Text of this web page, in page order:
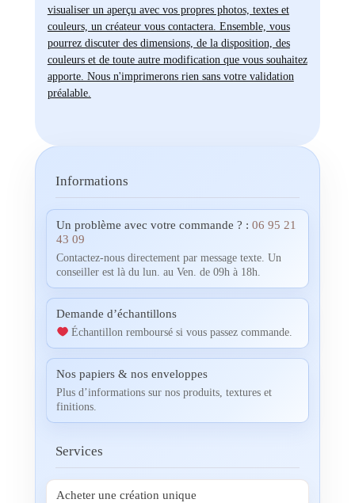
visualiser un aperçu avec vos propres photos, textes et
couleurs, un créateur vous contactera. Ensemble, vous
pourrez discuter des dimensions, de la disposition, des
couleurs et de toute autre modification que vous souhaitez
apporte. Nous n'imprimerons rien sans votre validation
préalable.
Informations
Un problème avec votre commande ? : 06 95 21
43 09
Contactez-nous directement par message texte. Un
conseiller est là du lun. au Ven. de 09h à 18h.
Demande d’échantillons
Échantillon remboursé si vous passez commande.
Nos papiers & nos enveloppes
Plus d’informations sur nos produits, textures et
finitions.
Services
Acheter une création unique